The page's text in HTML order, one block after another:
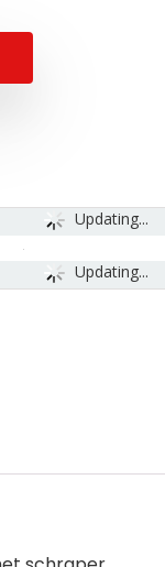
Updating...
Updating...